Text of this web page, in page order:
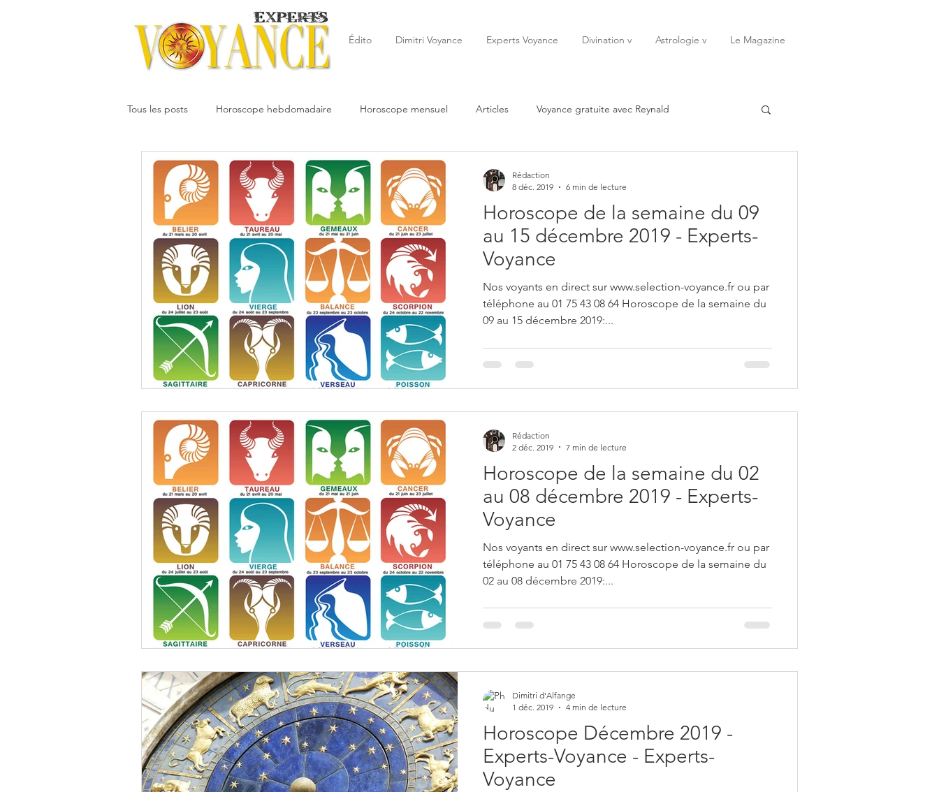
Édito Dimitri Voyance Experts Voyance Divination v Astrologie v Le Magazine
Tous les posts Horoscope hebdomadaire Horoscope mensuel Articles Voyance gratuite avec Reynald
Votre communauté Horoscope de la semaine Astrologie
Dimitri Oracledesmiroirs Cartomancie Oracles Février Mars Avril Possessions Rêves
Interprétation des rêves Juin Voyance
Décembre
Horoscope de la semaine du 09
au 15 décembre 2019 - Experts-
Voyance
Nos voyants en direct sur www.selection-voyance.fr ou par
téléphone au 01 75 43 08 64 Horoscope de la semaine du
09 au 15 décembre 2019:...
Rédaction
8 déc. 2019
6 min de lecture
Horoscope de la semaine du 02
au 08 décembre 2019 - Experts-
Voyance
Nos voyants en direct sur www.selection-voyance.fr ou par
téléphone au 01 75 43 08 64 Horoscope de la semaine du
02 au 08 décembre 2019:...
Rédaction
2 déc. 2019
7 min de lecture
Horoscope Décembre 2019 -
Experts-Voyance - Experts-
Voyance
Dimitri d'Alfange
1 déc. 2019
4 min de lecture